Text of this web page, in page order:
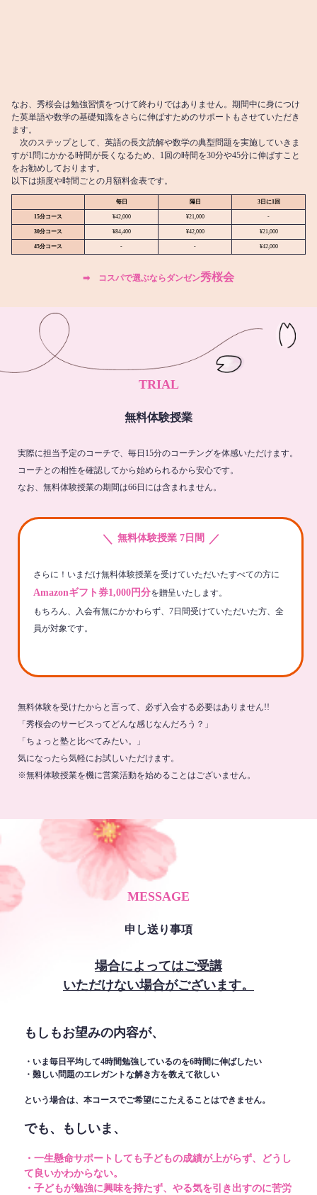
なお、秀桜会は勉強習慣をつけて終わりではありません。期間中に身につけ
た英単語や数学の基礎知識をさらに伸ばすためのサポートもさせていただき
ます。
次のステップとして、英語の長文読解や数学の典型問題を実施していきま
すが1問にかかる時間が長くなるため、1回の時間を30分や45分に伸ばすこと
をお勧めしております。
以下は頻度や時間ごとの月額料金表です。
毎日 隔日 3日に1回
15分コース ¥42,000 ¥21,000 -
30分コース ¥84,400 ¥42,000 ¥21,000
45分コース - - ¥42,000
➡︎ コスパで選ぶならダンゼン秀桜会
TRIAL
無料体験授業
実際に担当予定のコーチで、毎日15分のコーチングを体感いただけます。
コーチとの相性を確認してから始められるから安心です。
なお、無料体験授業の期間は66日には含まれません。
＼ 無料体験授業 7日間 ／
さらに！いまだけ無料体験授業を受けていただいたすべての方に
Amazonギフト券1,000円分を贈呈いたします。
もちろん、入会有無にかかわらず、7日間受けていただいた方、全
員が対象です。
無料体験を受けたからと言って、必ず入会する必要はありません!!
「秀桜会のサービスってどんな感じなんだろう？」
「ちょっと塾と比べてみたい。」
気になったら気軽にお試しいただけます。
※無料体験授業を機に営業活動を始めることはございません。
MESSAGE
申し送り事項
場合によってはご受講
いただけない場合がございます。
もしもお望みの内容が、
・いま毎日平均して4時間勉強しているのを6時間に伸ばしたい
・難しい問題のエレガントな解き方を教えて欲しい
という場合は、本コースでご希望にこたえることはできません。
でも、もしいま、
・一生懸命サポートしても子どもの成績が上がらず、どうし
て良いかわからない。
・子どもが勉強に興味を持たず、やる気を引き出すのに苦労